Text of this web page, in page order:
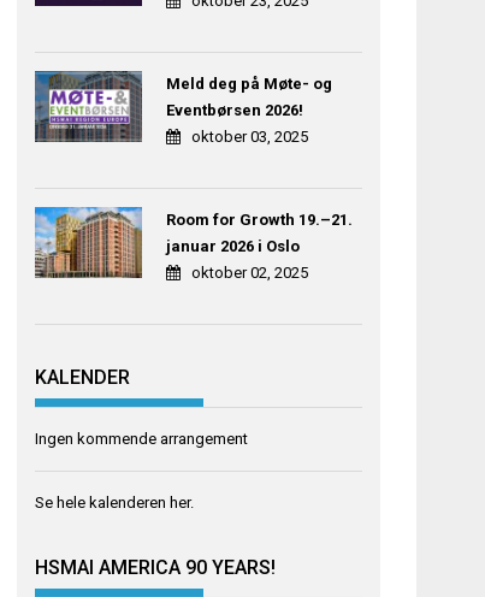
Meld deg på Møte- og
Eventbørsen 2026!
oktober 03, 2025
Room for Growth 19.–21.
januar 2026 i Oslo
oktober 02, 2025
KALENDER
Ingen kommende arrangement
Se hele kalenderen her.
HSMAI AMERICA 90 YEARS!